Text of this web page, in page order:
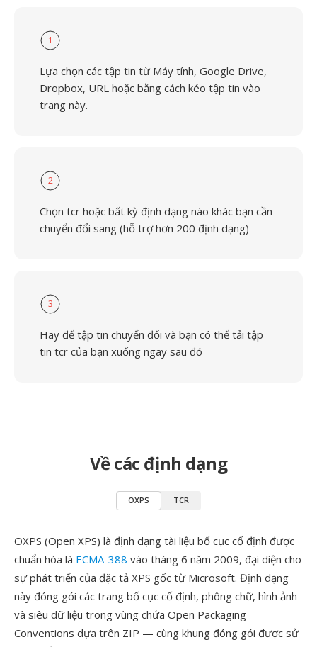
1
Lựa chọn các tập tin từ Máy tính, Google Drive,
Dropbox, URL hoặc bằng cách kéo tập tin vào
trang này.
2
Chọn tcr hoặc bất kỳ định dạng nào khác bạn cần
chuyển đổi sang (hỗ trợ hơn 200 định dạng)
3
Hãy để tập tin chuyển đổi và bạn có thể tải tập
tin tcr của bạn xuống ngay sau đó
Về các định dạng
OXPS TCR
OXPS (Open XPS) là định dạng tài liệu bố cục cố định được
chuẩn hóa là ECMA-388 vào tháng 6 năm 2009, đại diện cho
sự phát triển của đặc tả XPS gốc từ Microsoft. Định dạng
này đóng gói các trang bố cục cố định, phông chữ, hình ảnh
và siêu dữ liệu trong vùng chứa Open Packaging
Conventions dựa trên ZIP — cùng khung đóng gói được sử